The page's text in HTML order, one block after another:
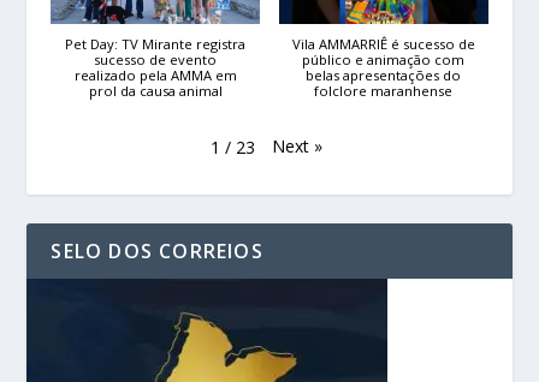
Pet Day: TV Mirante registra
sucesso de evento
realizado pela AMMA em
prol da causa animal
Vila AMMARRIÊ é sucesso de
público e animação com
belas apresentações do
folclore maranhense
1 / 23 Next »
SELO DOS CORREIOS